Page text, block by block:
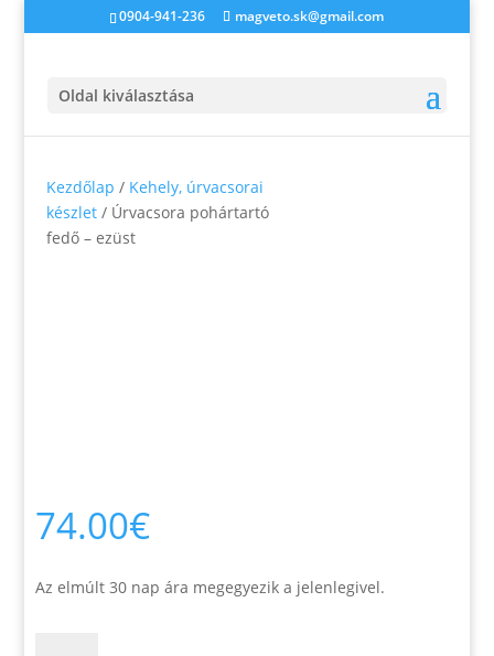
0904-941-236 magveto.sk@gmail.com
Oldal kiválasztása
Kezdőlap / Kehely, úrvacsorai
készlet / Úrvacsora pohártartó
fedő – ezüst
74.00€
Az elmúlt 30 nap ára megegyezik a jelenlegivel.